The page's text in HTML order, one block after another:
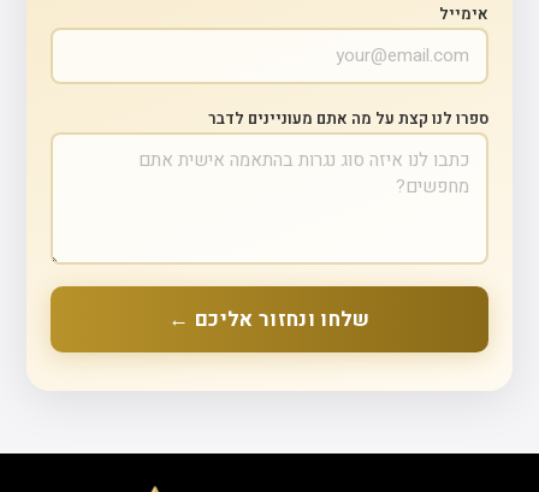
אימייל
ספרו לנו קצת על מה אתם מעוניינים לדבר
שלחו ונחזור אליכם ←